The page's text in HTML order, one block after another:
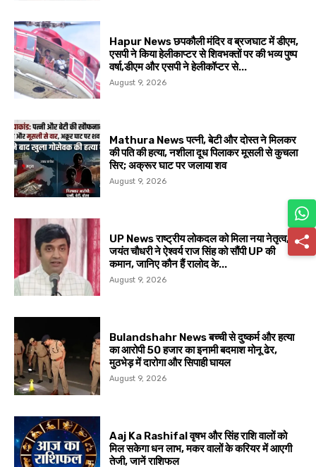
Hapur News छपकौली मंदिर व ब्रजघाट में डीएम,
एसपी ने किया हेलीकाप्टर से शिवभक्तों पर की भव्य पुष्प
वर्षा,डीएम और एसपी ने हेलीकॉप्टर से...
August 9, 2026
Mathura News पत्नी, बेटी और दोस्त ने मिलकर
की पति की हत्या, नशीला दूध पिलाकर मूसली से कुचला
सिर; अक्रूर घाट पर जलाया शव
August 9, 2026
UP News राष्ट्रीय लोकदल को मिला नया नेतृत्व,
जयंत चौधरी ने ऐश्वर्य राज सिंह को सौंपी UP की
कमान, जानिए कौन हैं रालोद के...
August 9, 2026
Bulandshahr News बच्ची से दुष्कर्म और हत्या
का आरोपी 50 हजार का इनामी बदमाश मोनू ढेर,
मुठभेड़ में दारोगा और सिपाही घायल
August 9, 2026
Aaj Ka Rashifal वृषभ और सिंह राशि वालों को
मिल सकेगा धन लाभ, मकर वालों के करियर में आएगी
तेजी, जानें राशिफल